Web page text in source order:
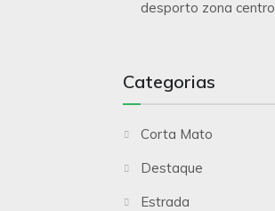
desporto zona centro
Categorias
Corta Mato
Destaque
Estrada